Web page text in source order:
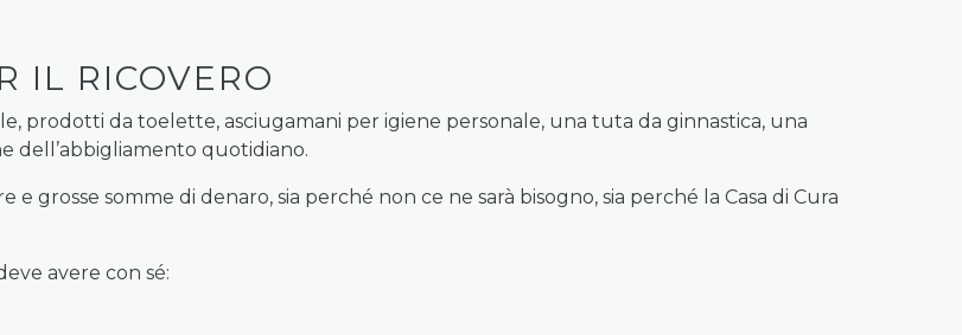
IL RICOVERO
prodotti da toelette, asciugamani per igiene personale, una tuta da ginnastica, una
dell’abbigliamento quotidiano.
grosse somme di denaro, sia perché non ce ne sarà bisogno, sia perché la Casa di Cura
avere con sé: